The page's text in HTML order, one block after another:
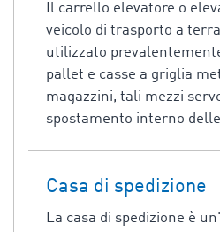
Il carrello elevatore o
veicolo di trasporto a
utilizzato
pallet e casse a griglia
magazzini, tali mezzi
spostamento interno
Casa di spedizione
La casa di spedizione è